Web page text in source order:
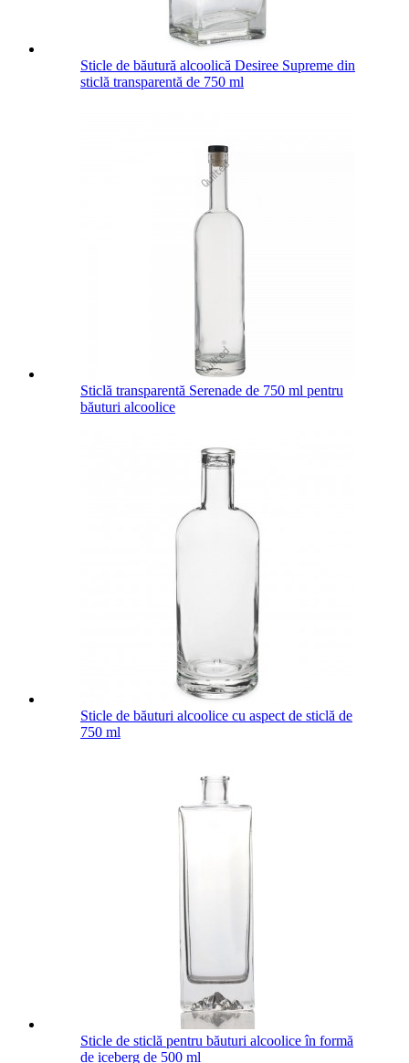
Sticle de băutură alcoolică Desiree Supreme din
sticlă transparentă de 750 ml
Sticlă transparentă Serenade de 750 ml pentru
băuturi alcoolice
Sticle de băuturi alcoolice cu aspect de sticlă de
750 ml
Sticle de sticlă pentru băuturi alcoolice în formă
de iceberg de 500 ml